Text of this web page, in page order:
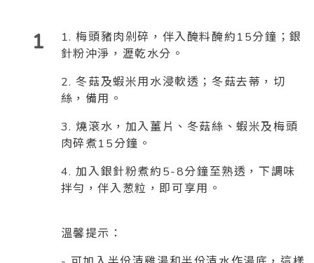
1
1. 梅頭豬肉剁碎，伴入醃料醃約15分鐘；銀
針粉沖淨，瀝乾水分。
2. 冬菇及蝦米用水浸軟透；冬菇去蒂，切
絲，備用。
3. 燒滾水，加入薑片、冬菇絲、蝦米及梅頭
肉碎煮15分鐘。
4. 加入銀針粉煮約5-8分鐘至熟透，下調味
拌勻，伴入葱粒，即可享用。
溫馨提示：